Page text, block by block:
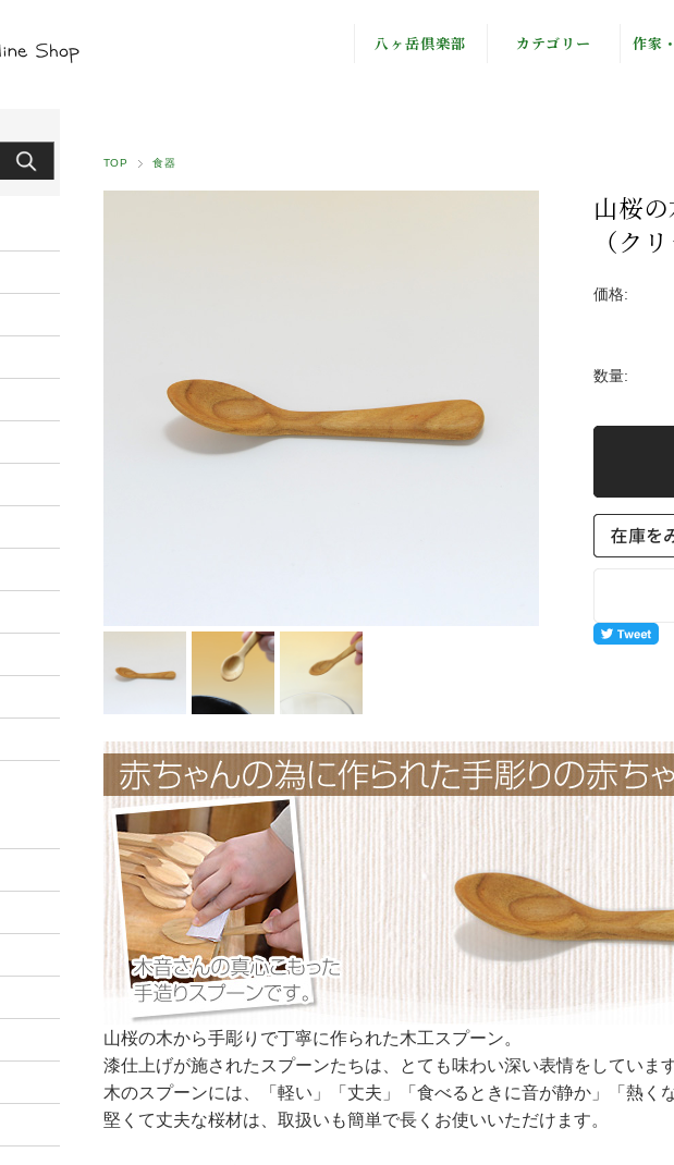
八ヶ岳倶楽部 カテゴリー
フルーツティー
作家
TOP 食器
山桜
（ク
価格:
数量:
山桜の木から手彫りで丁寧に作られた木工スプーン。
漆仕上げが施されたスプーンたちは、とても味わい深い表情をしていま
木のスプーンには、「軽い」「丈夫」「食べるときに音が静か」「熱く
堅くて丈夫な桜材は、取扱いも簡単で長くお使いいただけます。